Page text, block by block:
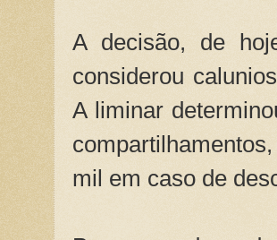
A decisão, de
considerou
A liminar
mil em caso de